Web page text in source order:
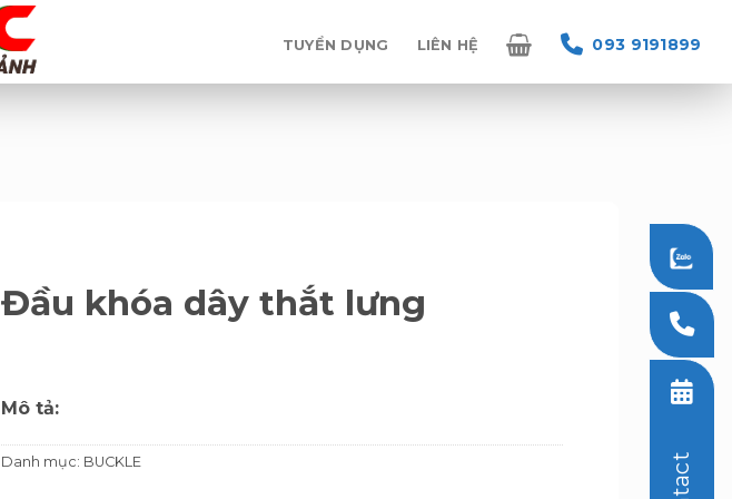
TUYỂN DỤNG LIÊN HỆ 093 9191899
Đầu khóa dây thắt lưng
Mô tả:
Danh mục: BUCKLE